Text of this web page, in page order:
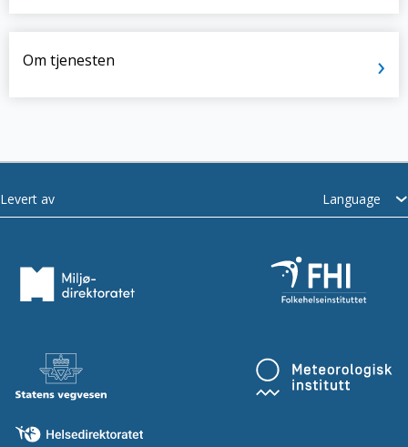
Om tjenesten
Levert av Language